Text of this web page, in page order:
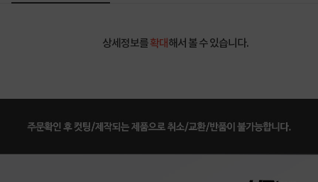
상세정보를확대해서 볼 수 있습니다.